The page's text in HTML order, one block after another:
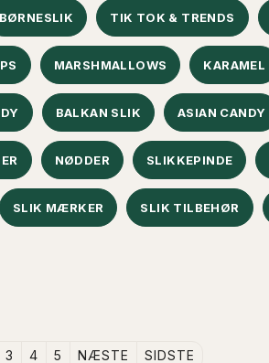
BØRNESLIK TIK TOK & TRENDS
MARSHMALLOWS KARAMEL
BALKAN SLIK ASIAN CANDY
NØDDER SLIKKEPINDE
SLIK MÆRKER SLIK TILBEHØR
3 4 5 NÆSTE SIDSTE